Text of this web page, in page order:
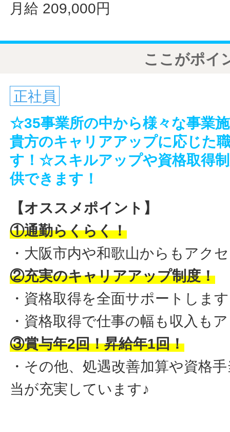
月給 209,000円
ここがポイ
正社員
☆35事業所の中から様々な事業
貴方のキャリアアップに応じた
す！☆スキルアップや資格取得
供できます！
【オススメポイント】
①通勤らくらく！
・大阪市内や和歌山からもアク
②充実のキャリアアップ制度！
・資格取得を全面サポートしま
・資格取得で仕事の幅も収入も
③賞与年2回！昇給年1回！
・その他、処遇改善加算や資格
当が充実しています♪